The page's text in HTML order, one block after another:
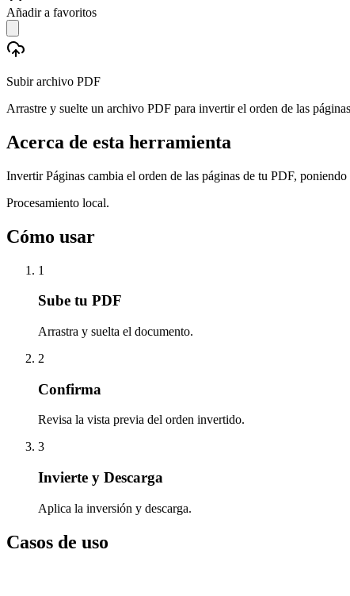
Añadir a favoritos
Subir archivo PDF
Arrastre y suelte un archivo PDF para invertir el orden de las
Acerca de esta herramienta
Invertir Páginas cambia el orden de las páginas de tu PDF,
Procesamiento local.
Cómo usar
1
Sube tu PDF
Arrastra y suelta el documento.
2
Confirma
Revisa la vista previa del orden invertido.
3
Invierte y Descarga
Aplica la inversión y descarga.
Casos de uso